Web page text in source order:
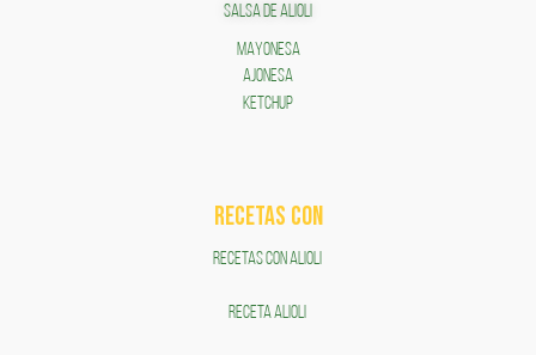
SALSA DE ALIOLI
MAYONESA
AJONESA
KETCHUP
RECETAS COn
RECETAS CON ALIOLI
RECETA ALIOLI